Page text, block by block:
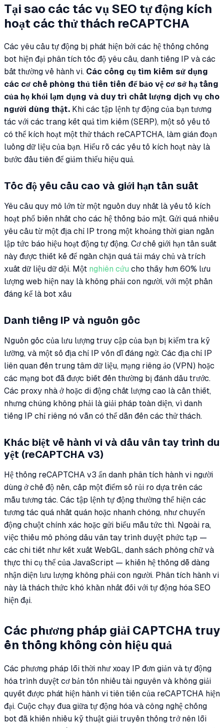
Tại sao các tác vụ SEO tự động kích
hoạt các thử thách reCAPTCHA
Các yêu cầu tự động bị phát hiện bởi các hệ thống chống
bot hiện đại phân tích tốc độ yêu cầu, danh tiếng IP và các
bất thường về hành vi. Các công cụ tìm kiếm sử dụng
các cơ chế phòng thủ tiên tiến để bảo vệ cơ sở hạ tầng
của họ khỏi lạm dụng và duy trì chất lượng dịch vụ cho
người dùng thật. Khi các tập lệnh tự động của bạn tương
tác với các trang kết quả tìm kiếm (SERP), một số yếu tố
có thể kích hoạt một thử thách reCAPTCHA, làm gián đoạn
luồng dữ liệu của bạn. Hiểu rõ các yếu tố kích hoạt này là
bước đầu tiên để giảm thiểu hiệu quả.
Tốc độ yêu cầu cao và giới hạn tần suất
Yêu cầu quy mô lớn từ một nguồn duy nhất là yếu tố kích
hoạt phổ biến nhất cho các hệ thống bảo mật. Gửi quá nhiều
yêu cầu từ một địa chỉ IP trong một khoảng thời gian ngắn
lập tức báo hiệu hoạt động tự động. Cơ chế giới hạn tần suất
này được thiết kế để ngăn chặn quá tải máy chủ và trích
xuất dữ liệu dữ dội. Một nghiên cứu cho thấy hơn 60% lưu
lượng web hiện nay là không phải con người, với một phần
đáng kể là bot xấu
Danh tiếng IP và nguồn gốc
Nguồn gốc của lưu lượng truy cập của bạn bị kiểm tra kỹ
lưỡng, và một số địa chỉ IP vốn dĩ đáng ngờ. Các địa chỉ IP
liên quan đến trung tâm dữ liệu, mạng riêng ảo (VPN) hoặc
các mạng bot đã được biết đến thường bị đánh dấu trước.
Các proxy nhà ở hoặc di động chất lượng cao là cần thiết,
nhưng chúng không phải là giải pháp toàn diện, vì danh
tiếng IP chỉ riêng nó vẫn có thể dẫn đến các thử thách.
Khác biệt về hành vi và dấu vân tay trình du
yệt (reCAPTCHA v3)
Hệ thống reCAPTCHA v3 ẩn danh phân tích hành vi người
dùng ở chế độ nền, cấp một điểm số rủi ro dựa trên các
mẫu tương tác. Các tập lệnh tự động thường thể hiện các
tương tác quá nhất quán hoặc nhanh chóng, như chuyển
động chuột chính xác hoặc gửi biểu mẫu tức thì. Ngoài ra,
việc thiếu mô phỏng dấu vân tay trình duyệt phức tạp —
các chi tiết như kết xuất WebGL, danh sách phông chữ và
thực thi cụ thể của JavaScript — khiến hệ thống dễ dàng
nhận diện lưu lượng không phải con người. Phân tích hành vi
này là thách thức khó khăn nhất đối với tự động hóa SEO
hiện đại.
Các phương pháp giải CAPTCHA truy
ền thống không còn hiệu quả
Các phương pháp lỗi thời như xoay IP đơn giản và tự động
hóa trình duyệt cơ bản tốn nhiều tài nguyên và không giải
quyết được phát hiện hành vi tiên tiến của reCAPTCHA hiện
đại. Cuộc chạy đua giữa tự động hóa và công nghệ chống
bot đã khiến nhiều kỹ thuật giải truyền thống trở nên lỗi